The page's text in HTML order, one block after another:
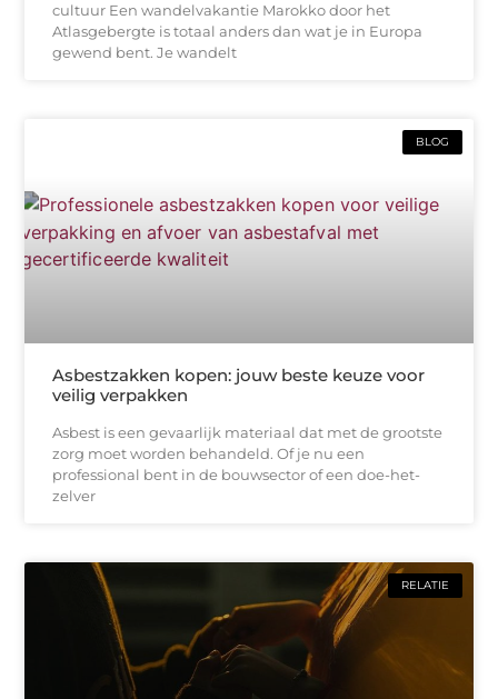
cultuur Een wandelvakantie Marokko door het
Atlasgebergte is totaal anders dan wat je in Europa
gewend bent. Je wandelt
BLOG
Asbestzakken kopen: jouw beste keuze voor
veilig verpakken
Asbest is een gevaarlijk materiaal dat met de grootste
zorg moet worden behandeld. Of je nu een
professional bent in de bouwsector of een doe-het-
zelver
RELATIE